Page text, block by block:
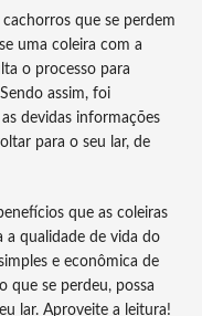
que se perdem
uma coleira com a
o processo para
assim, foi
devidas informações
para o seu lar, de
que as coleiras
a qualidade de vida do
e econômica de
que se perdeu, possa
lar. Aproveite a leitura!